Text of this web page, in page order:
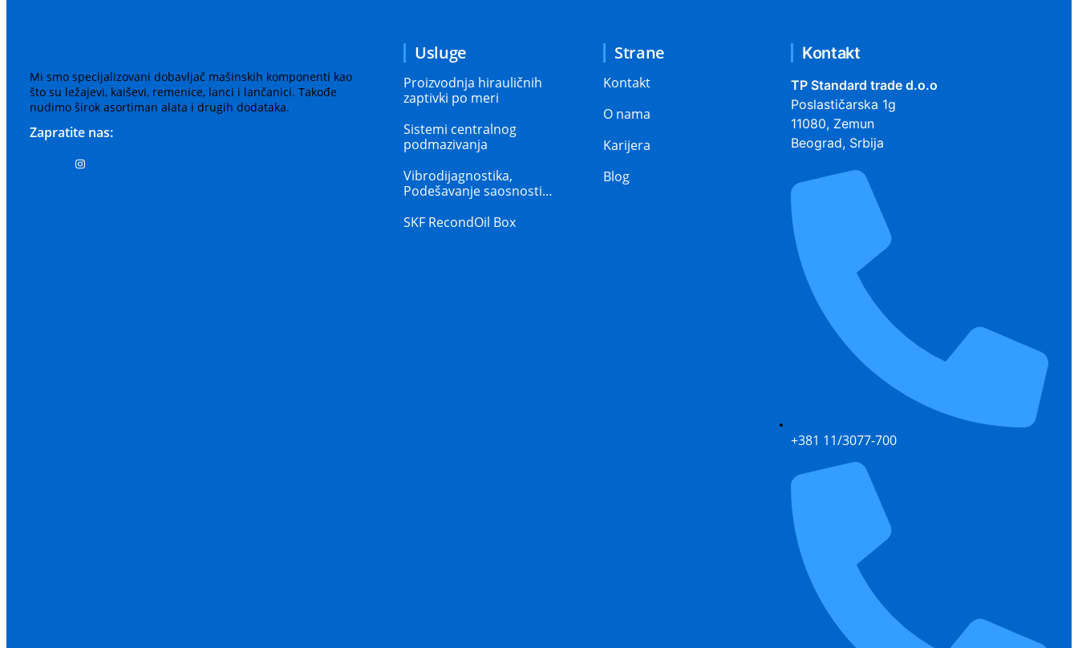
Mi smo specijalizovani dobavljač mašinskih komponenti kao
što su ležajevi, kaiševi, remenice, lanci i lančanici. Takođe
nudimo širok asortiman alata i drugih dodataka.
Zapratite nas:
Usluge
Proizvodnja hirauličnih
zaptivki po meri
Sistemi centralnog
podmazivanja
Vibrodijagnostika,
Podešavanje saosnosti…
SKF RecondOil Box
Strane
Kontakt
O nama
Karijera
Blog
Kontakt
TP Standard trade d.o.o
Poslastičarska 1g
11080, Zemun
Beograd, Srbija
+381 11/3077-700